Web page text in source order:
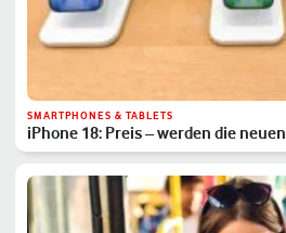
SMARTPHONES & TABLETS
iPhone 18: Preis – werden die